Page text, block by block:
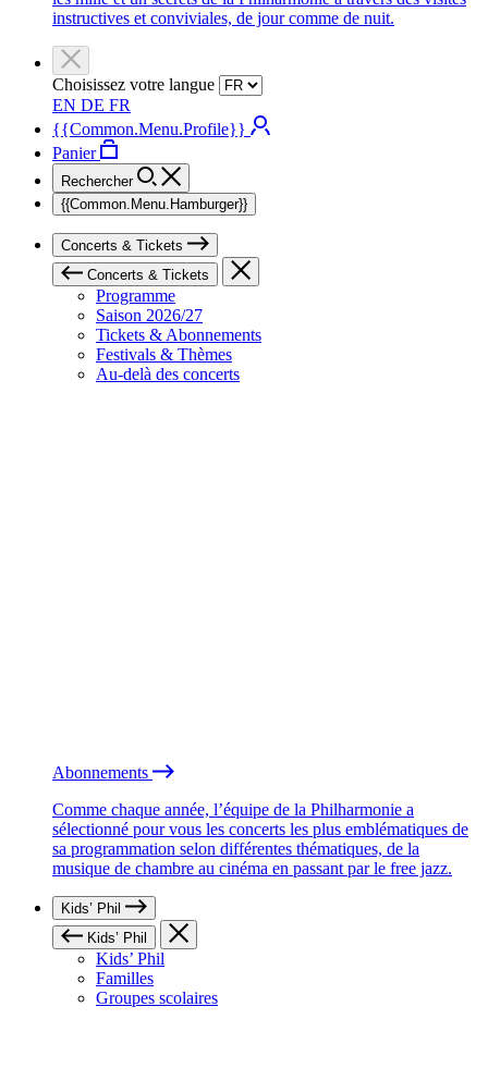
instructives et conviviales, de jour comme de nuit.
Choisissez votre langue
EN DE FR
{{Common.Menu.Profile}}
Panier
Rechercher
{{Common.Menu.Hamburger}}
Concerts & Tickets
Concerts & Tickets
Programme
Saison 2026/27
Tickets & Abonnements
Festivals & Thèmes
Au-delà des concerts
Abonnements
Comme chaque année, l’équipe de la Philharmonie a
sélectionné pour vous les concerts les plus emblématiques de
sa programmation selon différentes thématiques, de la
musique de chambre au cinéma en passant par le free jazz.
Kids’ Phil
Kids’ Phil
Kids’ Phil
Familles
Groupes scolaires